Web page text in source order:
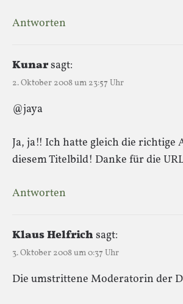
Antworten
Kunarsagt:
2. Oktober 2008 um 23:57 Uhr
@jaya
Ja, ja!! Ich hatte gleich die richtige
diesem Titelbild! Danke für die
Antworten
Klaus Helfrich sagt:
3. Oktober 2008 um 0:37 Uhr
Die umstrittene Moderatorin der